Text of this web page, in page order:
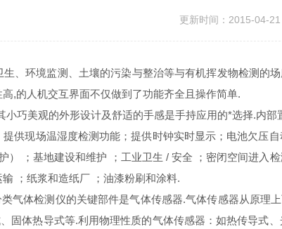
更新时间：2015-04-
、环境监测、土壤的污染与整治等与有机挥发物检测的
,的人机交互界面不仅做到了功能齐全且操作简单.
巧美观的外形设计及舒适的手感是手持应用的*选择.内
供现场温湿度检测功能；提供时钟实时显示；电池欠压
） ；基地建设和维护 ；工业卫生 / 安全 ；密闭空间进入
；纸浆和造纸厂 ；油漆粉刷和涂料.
气体检测仪的关键部件是气体传感器.气体传感器从原理
固体热导式等.利用物理性质的气体传感器：如热传导式